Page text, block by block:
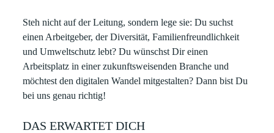
Steh nicht auf der Leitung, sondern lege sie: Du suchst
einen Arbeitgeber, der Diversität, Familienfreundlichkeit
und Umweltschutz lebt? Du wünschst Dir einen
Arbeitsplatz in einer zukunftsweisenden Branche und
möchtest den digitalen Wandel mitgestalten? Dann bist Du
bei uns genau richtig!
DAS ERWARTET DICH